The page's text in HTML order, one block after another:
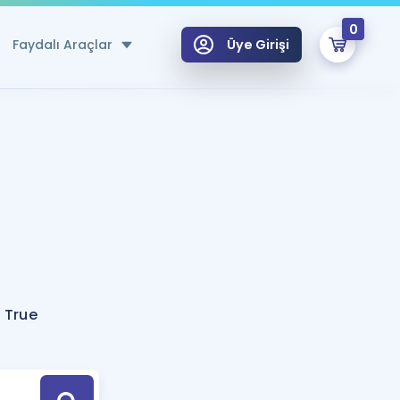
Faydalı Araçlar
Hesaplama Aracı
için Öneriler
Tek Takvimde
Üye Girişi
0
Hoca ile seni sınava hazırlayacak onlarca eğitim seni bekliyor!